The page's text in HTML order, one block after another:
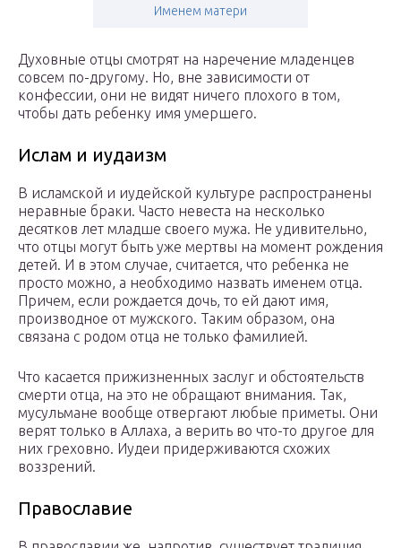
Именем матери
Духовные отцы смотрят на наречение младенцев
совсем по-другому. Но, вне зависимости от
конфессии, они не видят ничего плохого в том,
чтобы дать ребенку имя умершего.
Ислам и иудаизм
В исламской и иудейской культуре распространены
неравные браки. Часто невеста на несколько
десятков лет младше своего мужа. Не удивительно,
что отцы могут быть уже мертвы на момент рождения
детей. И в этом случае, считается, что ребенка не
просто можно, а необходимо назвать именем отца.
Причем, если рождается дочь, то ей дают имя,
производное от мужского. Таким образом, она
связана с родом отца не только фамилией.
Что касается прижизненных заслуг и обстоятельств
смерти отца, на это не обращают внимания. Так,
мусульмане вообще отвергают любые приметы. Они
верят только в Аллаха, а верить во что-то другое для
них греховно. Иудеи придерживаются схожих
воззрений.
Православие